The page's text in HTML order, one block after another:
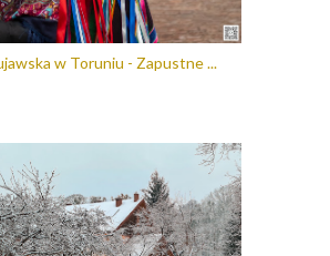
w Toruniu - Zapustne ...